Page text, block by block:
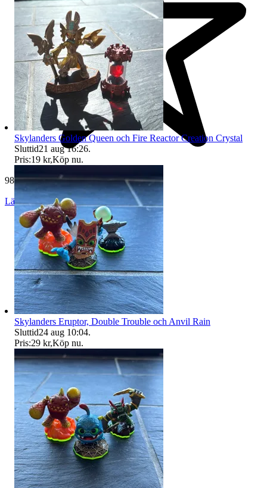
983 omdömen
Läs omdömen Följ
Skylanders Golden Queen och Fire Reactor Creation Crystal
Sluttid21 aug 16:26.
Pris:19 kr,Köp nu.
Skylanders Eruptor, Double Trouble och Anvil Rain
Sluttid24 aug 10:04.
Pris:29 kr,Köp nu.